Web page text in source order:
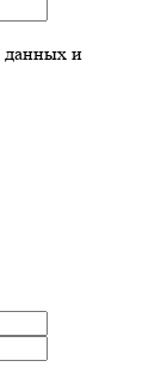
данных и